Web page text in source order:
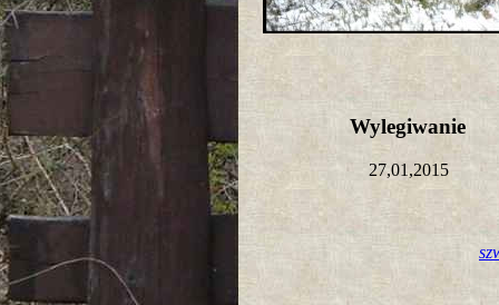
Wylegiwanie
27,01,2015